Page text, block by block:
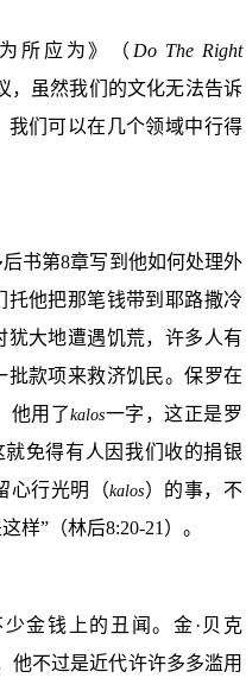
所应为》（ Do The Right
，虽然我们的文化无法告诉
我们可以在几个领域中行得
书第8章写到他如何处理外
他把那笔钱带到耶路撒冷
大地遭遇饥荒，许多人有
批款项来救济饥民。保罗在
他用了kalos一字，这正是罗
免得有人因我们收的捐银
心行光明（kalos）的事，不
样”（林后8:20-21 ）。
金钱上的丑闻。金·贝克
他不过是近代许许多多滥用